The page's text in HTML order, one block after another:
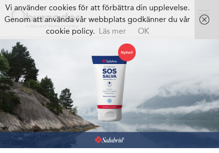
Vi använder cookies för att förbättra din upplevelse.
Genom att använda vår webbplats godkänner du vår
cookie policy. Läs mer OK